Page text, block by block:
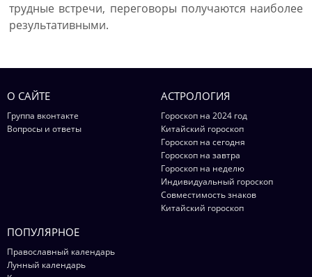
трудные встречи, переговоры получаются наиболее
результативными.
О САЙТЕ
Группа вконтакте
Вопросы и ответы
АСТРОЛОГИЯ
Гороскоп на 2024 год
Китайский гороскоп
Гороскоп на сегодня
Гороскоп на завтра
Гороскоп на неделю
Индивидуальный гороскоп
Совместимость знаков
Китайский гороскоп
ПОПУЛЯРНОЕ
Православный календарь
Лунный календарь